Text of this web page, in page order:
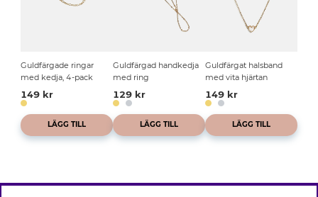
Guldfärgade ringar
med kedja, 4-pack
149 kr
LÄGG TILL
Guldfärgad handkedja
med ring
129 kr
LÄGG TILL
Guldfärgat halsband
med vita hjärtan
149 kr
LÄGG TILL